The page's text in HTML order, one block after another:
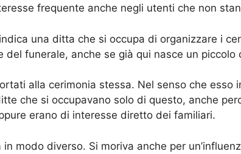
frequente anche negli utenti che non
indica una ditta che si occupa di organizzare i
del funerale, anche se già qui nasce un piccolo
alla cerimonia stessa. Nel senso che esso
che si occupavano solo di questo, anche
erano di interesse diretto dei familiari.
modo diverso. Si moriva anche per